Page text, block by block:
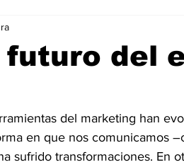
del
del marketing han
en que nos comunicamos
sufrido transformaciones. En